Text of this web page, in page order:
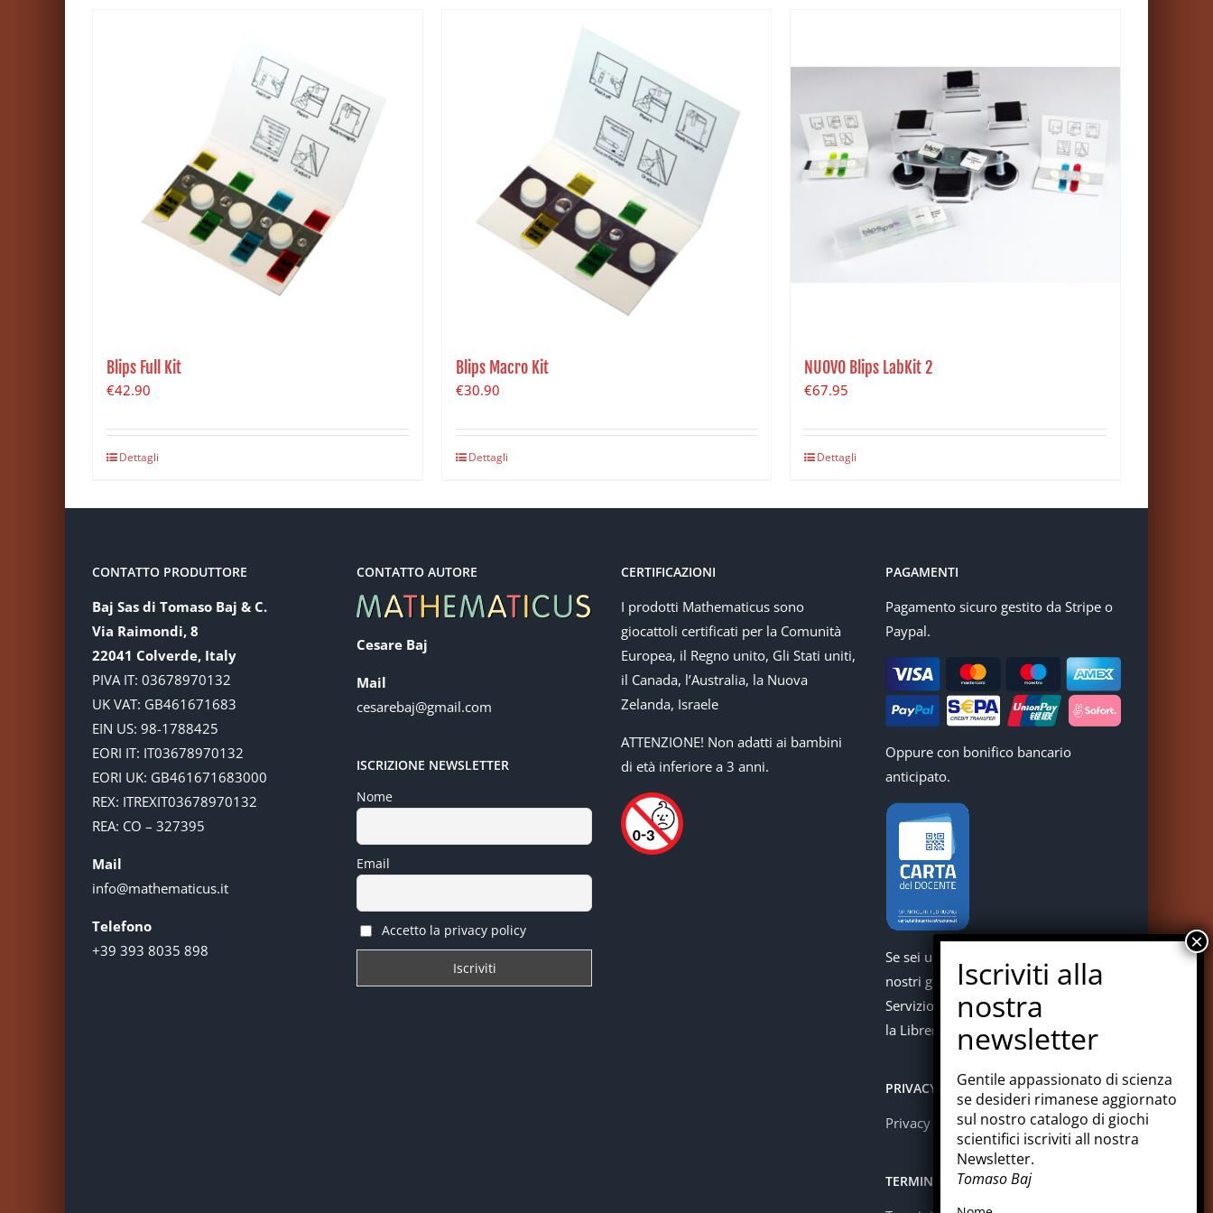
Blips Full Kit
€42.90
Dettagli
Blips Macro Kit
€30.90
Dettagli
NUOVO Blips LabKit 2
€67.95
Dettagli
CONTATTO PRODUTTORE
Baj Sas di Tomaso Baj & C.
Via Raimondi, 8
22041 Colverde, Italy
PIVA IT: 03678970132
UK VAT: GB461671683
EIN US: 98-1788425
EORI IT: IT03678970132
EORI UK: GB461671683000
REX: ITREXIT03678970132
REA: CO – 327395
Mail
info@mathematicus.it
Telefono
+39 393 8035 898
CONTATTO AUTORE
Cesare Baj
Mail
cesarebaj@gmail.com
ISCRIZIONE NEWSLETTER
Nome
Email
Accetto la privacy policy
CERTIFICAZIONI
I prodotti Mathematicus sono
giocattoli certificati per la Comunità
Europea, il Regno unito, Gli Stati uniti,
il Canada, l’Australia, la Nuova
Zelanda, Israele
ATTENZIONE! Non adatti ai bambini
di età inferiore a 3 anni.
PAGAMENTI
Pagamento sicuro gestito da Stripe o
Paypal.
Oppure con bonifico bancario
anticipato.
Se sei un docente puoi acquistare i
nostri giochi con la carta del docente.
Servizio offerto in collaborazione con
la Libreria Colosi di Messina.
PRIVACY
Privacy policy
TERMINI E CONDIZIONI
Gentile appassionato di scienza
se desideri rimanese aggiornato
sul nostro catalogo di giochi
scientifici iscriviti all nostra
Newsletter.
Tomaso Baj